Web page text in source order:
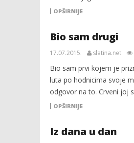
OPŠIRNIJE
Bio sam drugi
17.07.2015. slatina.net
Bio sam prvi kojem je
luta po hodnicima svoje
odgovor na to. Crveni joj
OPŠIRNIJE
Iz dana u dan